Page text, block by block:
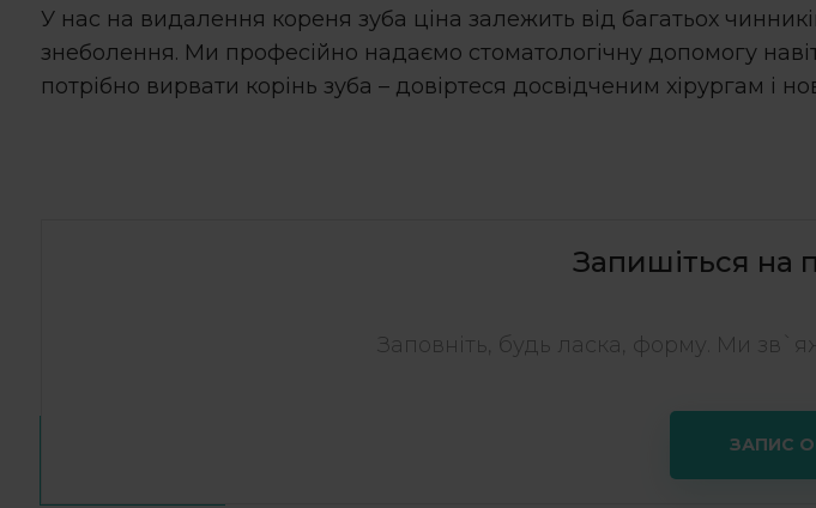
У нас на видалення кореня зуба ціна залежить від багатьох
знеболення. Ми професійно надаємо стоматологічну допомогу
потрібно вирвати корінь зуба – довіртеся досвідченим хірургам і
Запишіться на
Заповніть, будь ласка, форму. Ми
ЗАПИС